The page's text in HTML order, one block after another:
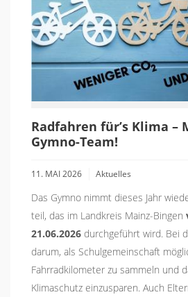
Radfahren für’s Klima –
Gymno-Team!
11. MAI 2026 Aktuelles
Das Gymno nimmt dieses Jahr
teil, das im Landkreis Mainz-Bingen
21.06.2026 durchgeführt wird. Bei
darum, als Schulgemeinschaft
Fahrradkilometer zu sammeln und
Klimaschutz einzusparen. Auch